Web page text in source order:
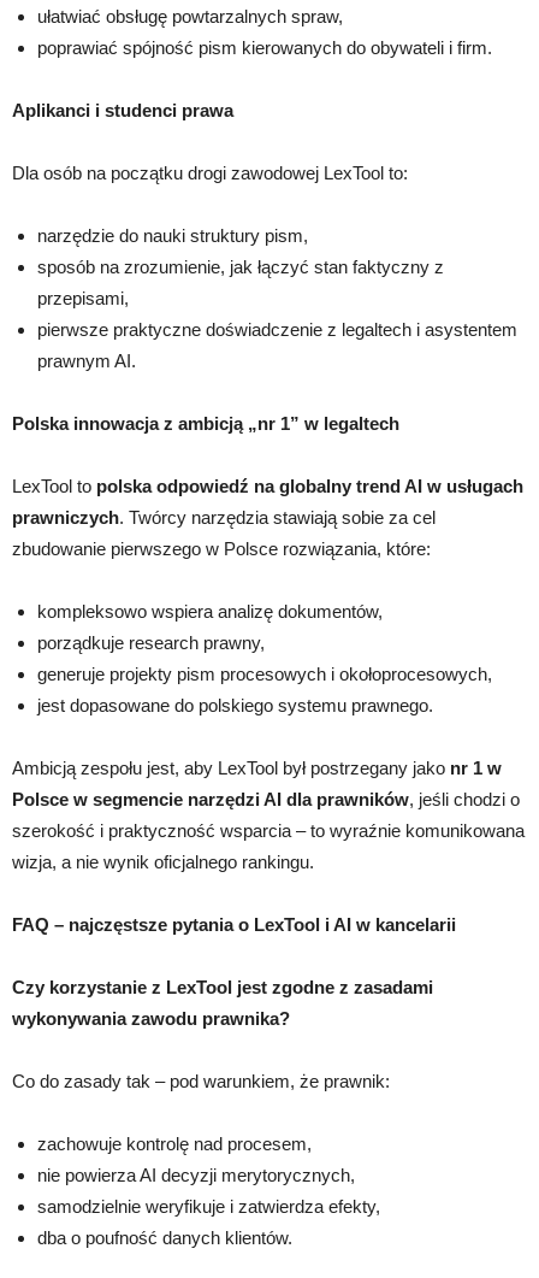
ułatwiać obsługę powtarzalnych spraw,
poprawiać spójność pism kierowanych do obywateli i firm.
Aplikanci i studenci prawa
Dla osób na początku drogi zawodowej LexTool to:
narzędzie do nauki struktury pism,
sposób na zrozumienie, jak łączyć stan faktyczny z
przepisami,
pierwsze praktyczne doświadczenie z legaltech i asystentem
prawnym AI.
Polska innowacja z ambicją „nr 1” w legaltech
LexTool to polska odpowiedź na globalny trend AI w usługach
prawniczych. Twórcy narzędzia stawiają sobie za cel
zbudowanie pierwszego w Polsce rozwiązania, które:
kompleksowo wspiera analizę dokumentów,
porządkuje research prawny,
generuje projekty pism procesowych i okołoprocesowych,
jest dopasowane do polskiego systemu prawnego.
Ambicją zespołu jest, aby LexTool był postrzegany jako nr 1 w
Polsce w segmencie narzędzi AI dla prawników, jeśli chodzi o
szerokość i praktyczność wsparcia – to wyraźnie komunikowana
wizja, a nie wynik oficjalnego rankingu.
FAQ – najczęstsze pytania o LexTool i AI w kancelarii
Czy korzystanie z LexTool jest zgodne z zasadami
wykonywania zawodu prawnika?
Co do zasady tak – pod warunkiem, że prawnik:
zachowuje kontrolę nad procesem,
nie powierza AI decyzji merytorycznych,
samodzielnie weryfikuje i zatwierdza efekty,
dba o poufność danych klientów.